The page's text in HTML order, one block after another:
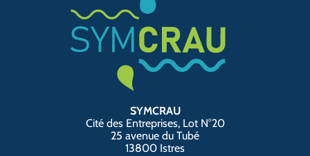
SYMCRAU
Cité des Entreprises, Lot N°20
25 avenue du Tubé
13800 Istres